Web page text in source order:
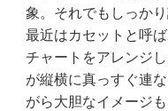
象。それでもしっか
最近はカセットと呼
チャートをアレンジ
が縦横に真っすぐ連
がら大胆なイメージ